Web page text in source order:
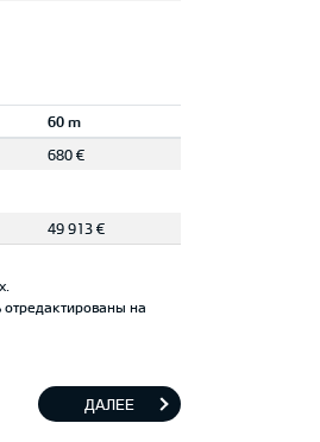
60 m
680 €
49 913 €
на
ДАЛЕЕ